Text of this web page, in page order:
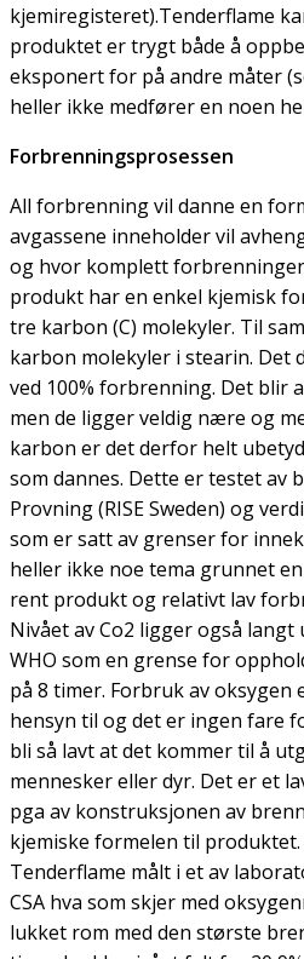
kjemiregisteret).Tenderflame
produktet er trygt både å
eksponert for på andre måter
heller ikke medfører en noen
Forbrenningsprosessen
All forbrenning vil danne en
avgassene inneholder vil
og hvor komplett
produkt har en enkel kjemisk
tre karbon (C) molekyler. Til
karbon molekyler i stearin. Det
ved 100% forbrenning. Det blir
men de ligger veldig nære og
karbon er det derfor helt
som dannes. Dette er testet av
Provning (RISE Sweden) og
som er satt av grenser for
heller ikke noe tema grunnet
rent produkt og relativt lav
Nivået av Co2 ligger også langt
WHO som en grense for
på 8 timer. Forbruk av oksygen
hensyn til og det er ingen fare
bli så lavt at det kommer til å
mennesker eller dyr. Det er et
pga av konstruksjonen av
kjemiske formelen til
Tenderflame målt i et av
CSA hva som skjer med
lukket rom med den største